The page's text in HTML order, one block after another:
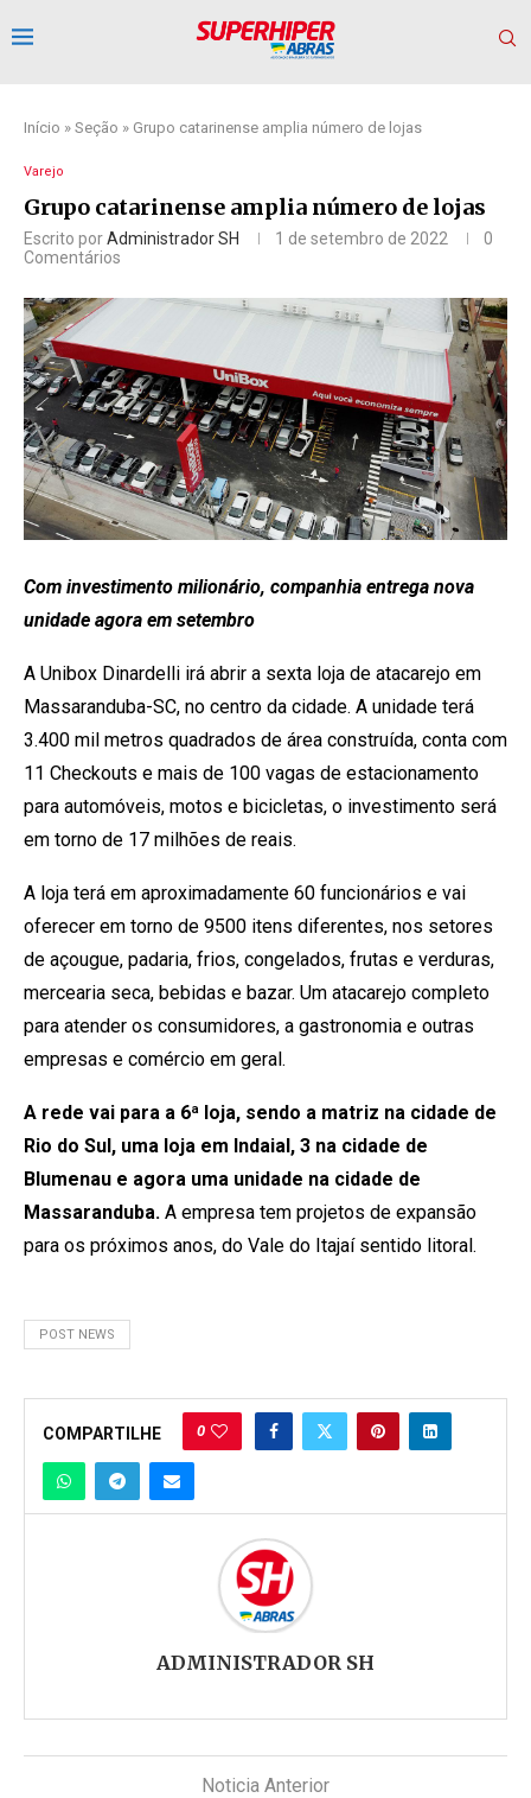
Início » Seção » Grupo catarinense amplia número de lojas
Varejo
Grupo catarinense amplia número de lojas
Escrito porAdministrador SH 1 de setembro de 2022
0
Comentários
Com investimento milionário, companhia entrega nova
unidade agora em setembro
A Unibox Dinardelli irá abrir a sexta loja de atacarejo em
Massaranduba-SC, no centro da cidade. A unidade terá
3.400 mil metros quadrados de área construída, conta com
11 Checkouts e mais de 100 vagas de estacionamento
para automóveis, motos e bicicletas, o investimento será
em torno de 17 milhões de reais.
A loja terá em aproximadamente 60 funcionários e vai
oferecer em torno de 9500 itens diferentes, nos setores
de açougue, padaria, frios, congelados, frutas e verduras,
mercearia seca, bebidas e bazar. Um atacarejo completo
para atender os consumidores, a gastronomia e outras
empresas e comércio em geral.
A rede vai para a 6ª loja, sendo a matriz na cidade de
Rio do Sul, uma loja em Indaial, 3 na cidade de
Blumenau e agora uma unidade na cidade de
Massaranduba. A empresa tem projetos de expansão
para os próximos anos, do Vale do Itajaí sentido litoral.
POST NEWS
COMPARTILHE 0
ADMINISTRADOR SH
Noticia Anterior